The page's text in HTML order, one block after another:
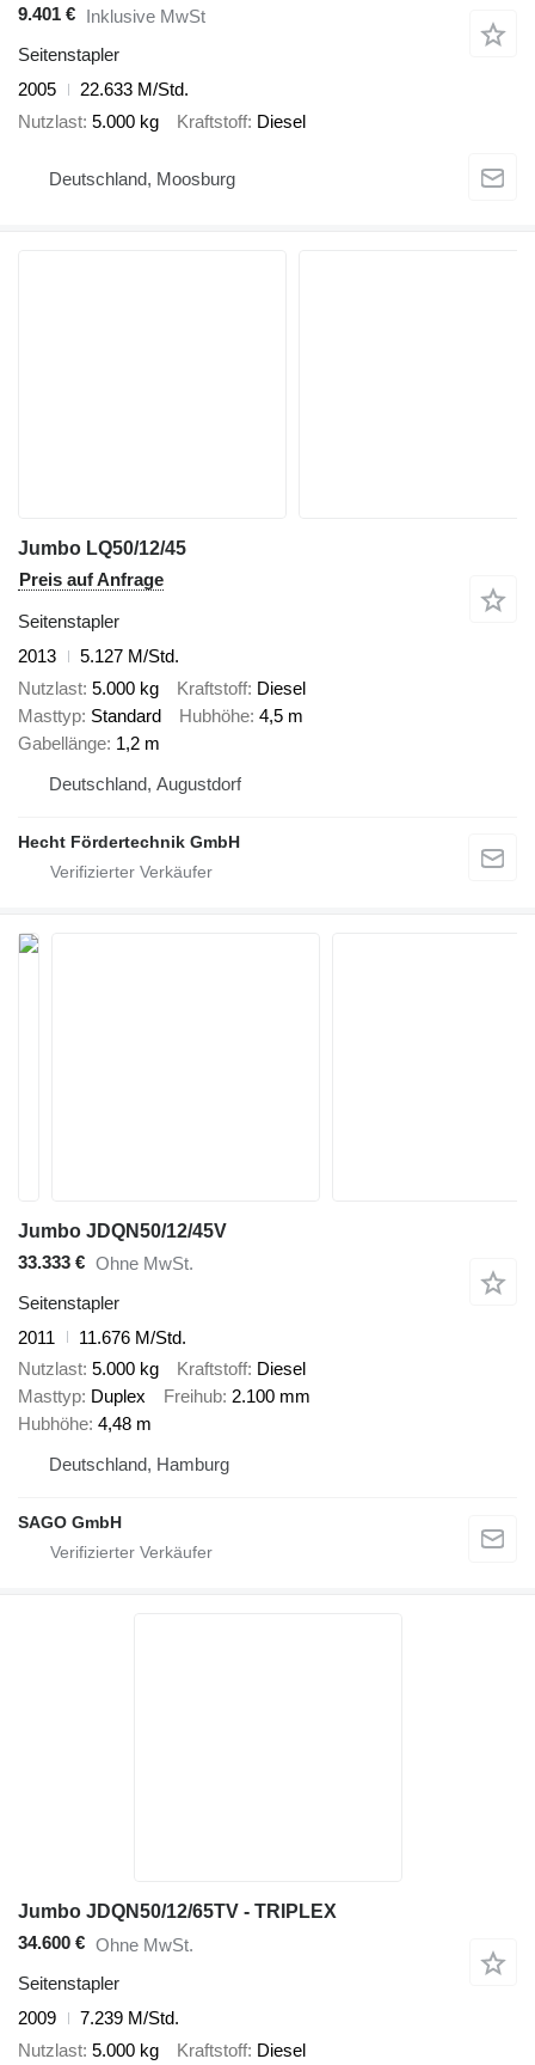
9.401 € Inklusive MwSt
Seitenstapler
2005
22.633 M/Std.
Nutzlast 5.000 kg Kraftstoff Diesel
Deutschland, Moosburg
Jumbo LQ50/12/45
Preis auf Anfrage
Seitenstapler
2013
5.127 M/Std.
Nutzlast 5.000 kg Kraftstoff Diesel
Masttyp Standard Hubhöhe 4,5 m
Gabellänge 1,2 m
Deutschland, Augustdorf
Hecht Fördertechnik GmbH
Jumbo JDQN50/12/45V
33.333 € Ohne MwSt.
Seitenstapler
2011
11.676 M/Std.
Nutzlast 5.000 kg Kraftstoff Diesel
Masttyp Duplex Freihub 2.100 mm
Hubhöhe 4,48 m
Deutschland, Hamburg
SAGO GmbH
Jumbo JDQN50/12/65TV - TRIPLEX
34.600 € Ohne MwSt.
Seitenstapler
2009
7.239 M/Std.
Nutzlast 5.000 kg Kraftstoff Diesel